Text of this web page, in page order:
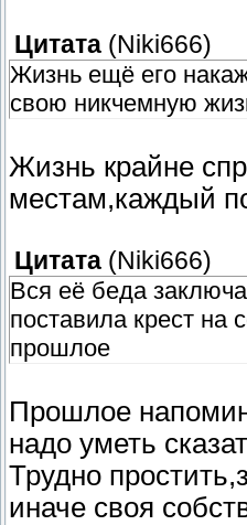
Цитата (Niki666)
Жизнь ещё его
свою никчемную
Жизнь крайне
местам,каждый
Цитата (Niki666)
Вся её беда
поставила крест на
прошлое
Прошлое
надо уметь
Трудно
иначе своя